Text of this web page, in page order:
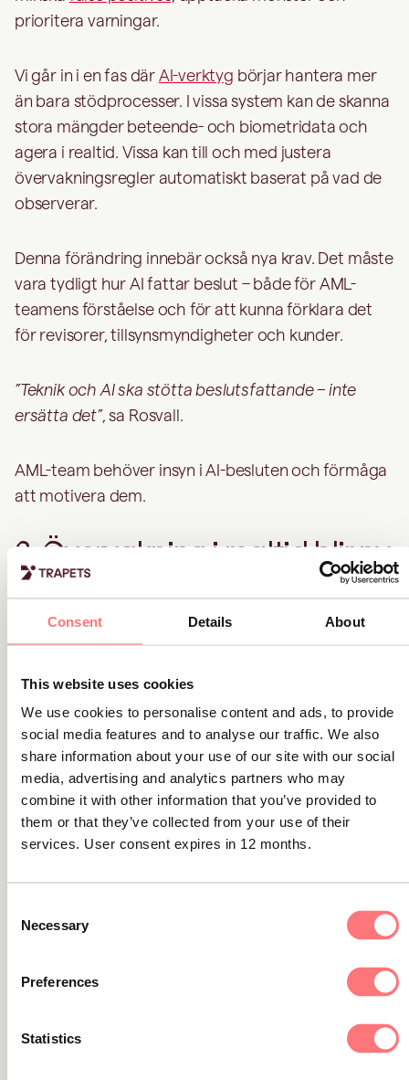
Consent Details About
This website uses cookies
We use cookies to personalise content and ads, to provide
social media features and to analyse our traffic. We also
share information about your use of our site with our social
media, advertising and analytics partners who may
combine it with other information that you’ve provided to
them or that they’ve collected from your use of their
services. User consent expires in 12 months.
Selection
Necessary
Preferences
Statistics
prioritera varningar.
Vi går in i en fas där AI-verktyg börjar hantera mer
än bara stödprocesser. I vissa system kan de skanna
stora mängder beteende- och biometridata och
agera i realtid. Vissa kan till och med justera
övervakningsregler automatiskt baserat på vad de
observerar.
Denna förändring innebär också nya krav. Det måste
vara tydligt hur AI fattar beslut – både för AML-
teamens förståelse och för att kunna förklara det
för revisorer, tillsynsmyndigheter och kunder.
”Teknik och AI ska stötta beslutsfattande – inte
ersätta det”, sa Rosvall.
AML-team behöver insyn i AI-besluten och förmåga
att motivera dem.
3. Övervakning i realtid blir ny
standard
Rosvalls sista budskap handlade om tempot i
inte längre. I allt större utsträckning är det
realtidsövervakning som gäller – där transaktioner
bedöms och flaggas direkt.
Denna utveckling drivs också av regleringar. Nya
regelverk som Betaltjänstdirektivet 3 (PSD3) och
förordningen om omedelbara betalningar kräver
personer.
”Om dina system väntar till dagens slut, är du redan